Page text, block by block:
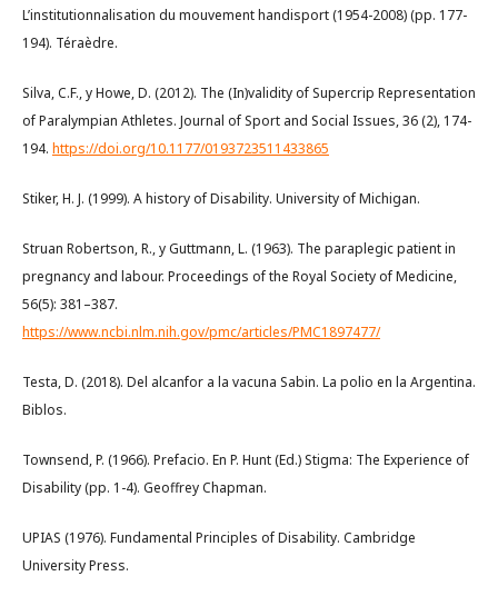
L’institutionnalisation du mouvement handisport (1954-2008) (pp. 177-
194). Téraèdre.
Silva, C.F., y Howe, D. (2012). The (In)validity of Supercrip Representation
of Paralympian Athletes. Journal of Sport and Social Issues, 36 (2), 174-
194. https://doi.org/10.1177/0193723511433865
Stiker, H. J. (1999). A history of Disability. University of Michigan.
Struan Robertson, R., y Guttmann, L. (1963). The paraplegic patient in
pregnancy and labour. Proceedings of the Royal Society of Medicine,
56(5): 381–387.
https://www.ncbi.nlm.nih.gov/pmc/articles/PMC1897477/
Testa, D. (2018). Del alcanfor a la vacuna Sabin. La polio en la Argentina.
Biblos.
Townsend, P. (1966). Prefacio. En P. Hunt (Ed.) Stigma: The Experience of
Disability (pp. 1-4). Geoffrey Chapman.
UPIAS (1976). Fundamental Principles of Disability. Cambridge
University Press.